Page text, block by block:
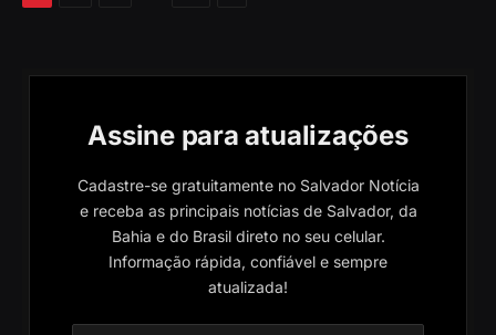
Assine para atualizações
Cadastre-se gratuitamente no Salvador Notícia
e receba as principais notícias de Salvador, da
Bahia e do Brasil direto no seu celular.
Informação rápida, confiável e sempre
atualizada!